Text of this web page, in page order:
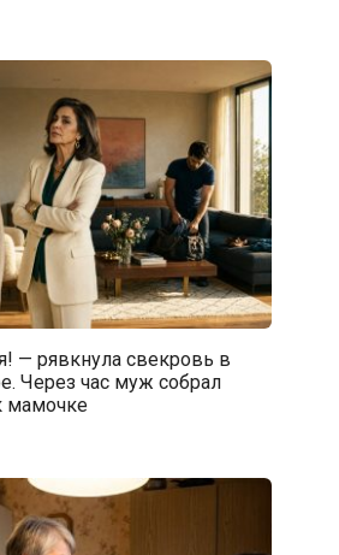
— рявкнула свекровь в
Через час муж собрал
мамочке